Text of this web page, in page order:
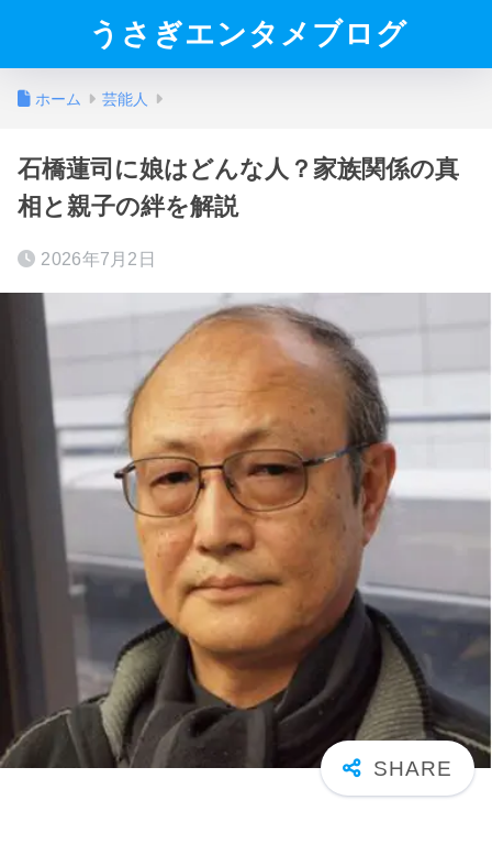
うさぎエンタメブログ
ホーム 芸能人
石橋蓮司に娘はどんな人？家族関係の真
相と親子の絆を解説
2026年7月2日